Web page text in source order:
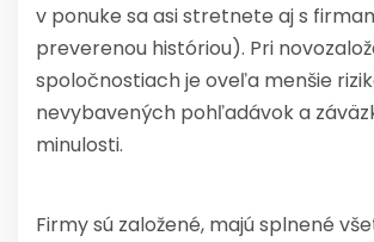
v ponuke sa asi stretnete aj s
preverenou históriou). Pri
spoločnostiach je oveľa menšie
nevybavených pohľadávok a
minulosti.
Firmy sú založené, majú splnené